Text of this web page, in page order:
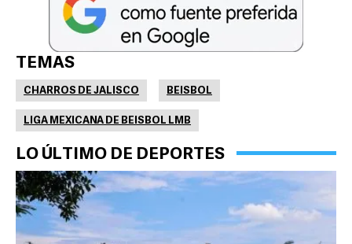
TEMAS
CHARROS DE JALISCO BEISBOL
LIGA MEXICANA DE BEISBOL LMB
LO ÚLTIMO DE DEPORTES